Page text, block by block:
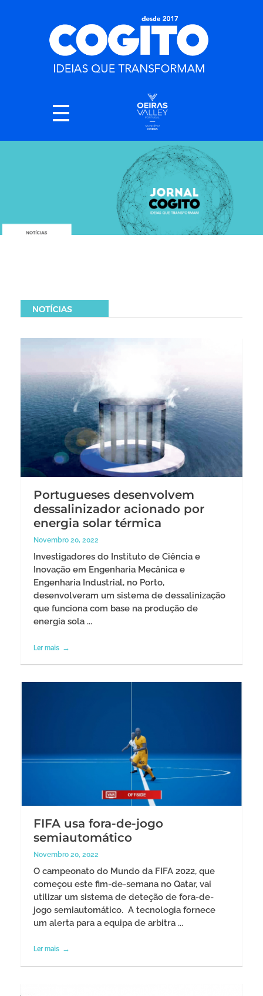
Portugueses desenvolvem
dessalinizador acionado por
energia solar térmica
Novembro 20, 2022
Investigadores do Instituto de Ciência e
Inovação em Engenharia Mecânica e
Engenharia Industrial, no Porto,
desenvolveram um sistema de dessalinização
que funciona com base na produção de
energia sola ...
Ler mais
FIFA usa fora-de-jogo
semiautomático
Novembro 20, 2022
O campeonato do Mundo da FIFA 2022, que
começou este fim-de-semana no Qatar, vai
utilizar um sistema de deteção de fora-de-
jogo semiautomático. A tecnologia fornece
um alerta para a equipa de arbitra ...
Ler mais